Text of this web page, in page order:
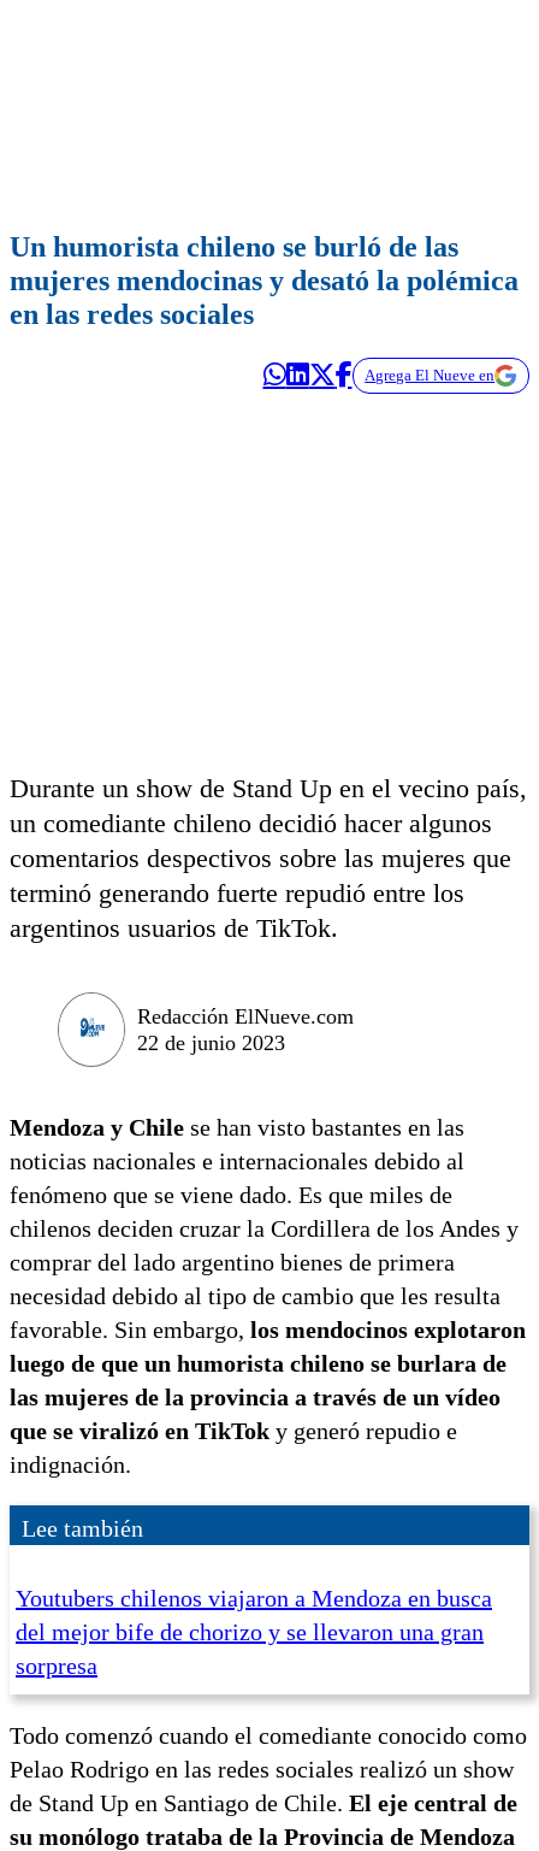
Un humorista chileno se burló de las
mujeres mendocinas y desató la polémica
en las redes sociales
Agrega El Nueve en
Durante un show de Stand Up en el vecino país,
un comediante chileno decidió hacer algunos
comentarios despectivos sobre las mujeres que
terminó generando fuerte repudió entre los
argentinos usuarios de TikTok.
Redacción ElNueve.com
22 de junio 2023
Mendoza y Chile se han visto bastantes en las
noticias nacionales e internacionales debido al
fenómeno que se viene dado. Es que miles de
chilenos deciden cruzar la Cordillera de los Andes y
comprar del lado argentino bienes de primera
necesidad debido al tipo de cambio que les resulta
favorable. Sin embargo, los mendocinos explotaron
luego de que un humorista chileno se burlara de
las mujeres de la provincia a través de un vídeo
que se viralizó en TikTok y generó repudio e
indignación.
Lee también
Youtubers chilenos viajaron a Mendoza en busca
del mejor bife de chorizo y se llevaron una gran
sorpresa
Todo comenzó cuando el comediante conocido como
Pelao Rodrigo en las redes sociales realizó un show
de Stand Up en Santiago de Chile. El eje central de
su monólogo trataba de la Provincia de Mendoza